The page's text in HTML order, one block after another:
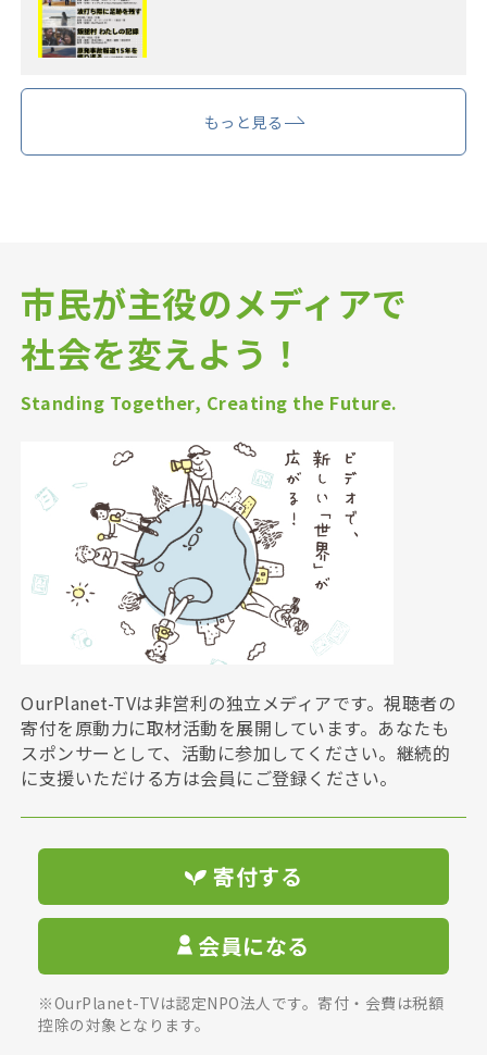
もっと見る
市民が主役のメディアで
社会を変えよう！
Standing Together, Creating the Future.
OurPlanet-TVは非営利の独立メディアです。視聴者の
寄付を原動力に取材活動を展開しています。あなたも
スポンサーとして、活動に参加してください。継続的
に支援いただける方は会員にご登録ください。
寄付する
会員になる
※OurPlanet-TVは認定NPO法人です。寄付・会費は税額
控除の対象となります。